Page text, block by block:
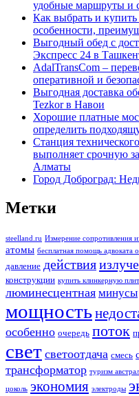
удобные маршруты и
Как выбрать и
особенности,
Выгодный обед с
Экспресс 24 в
AdalTransCom –
оперативной и
Выгодная доставка
Tezkor в Навои
Хорошие платные
определить
Станция
выполняет срочную
Алматы
Город Доброград:
Метки
steelland.ru Измерение сопротивления
атомы бесплатная помощь адвоката
давление действия
конструкции купить клинкерную
люминесцентная минусы
мощность
особенно очередь поток
свет светоотдача смесь
трансформатор туризм
цоколь экономия электроды